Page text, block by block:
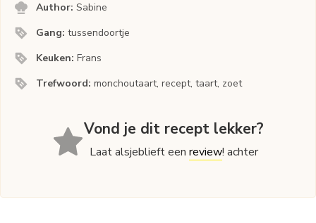
Author:Sabine
Gang:tussendoortje
Keuken:Frans
Trefwoord:monchoutaart, recept, taart, zoet
Vond je dit recept lekker?
Laat alsjeblieft eenreview! achter